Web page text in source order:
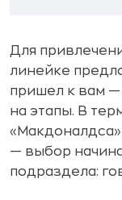
Для
линейке
пришел к вам
на этапы. В
— выбор
подраздела: